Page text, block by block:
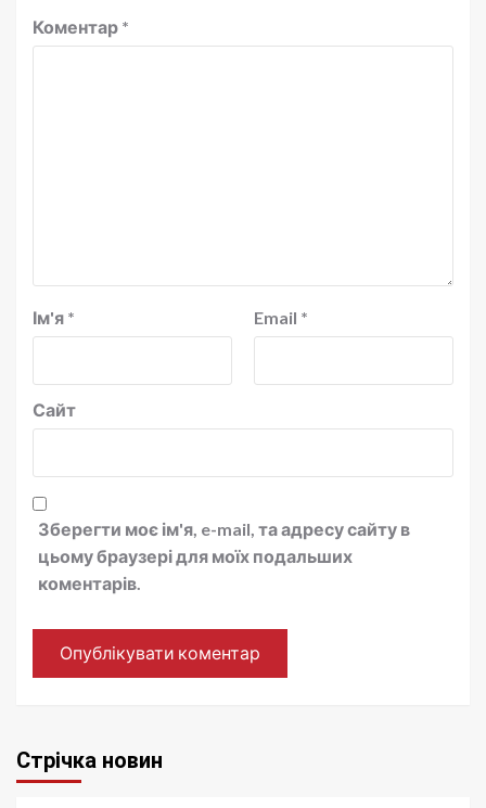
Коментар *
Ім'я * Email *
Сайт
Зберегти моє ім'я, e-mail, та адресу сайту в
цьому браузері для моїх подальших
коментарів.
Стрічка новин